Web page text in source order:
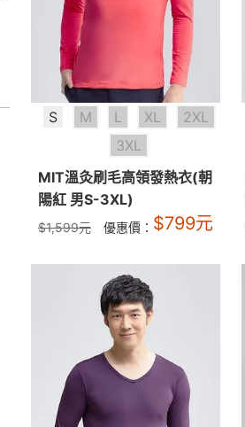
S M L XL
2XL
3XL
MIT溫灸刷毛高領發熱衣(朝
陽紅 男S-3XL)
$1,599元 優惠價： $799元